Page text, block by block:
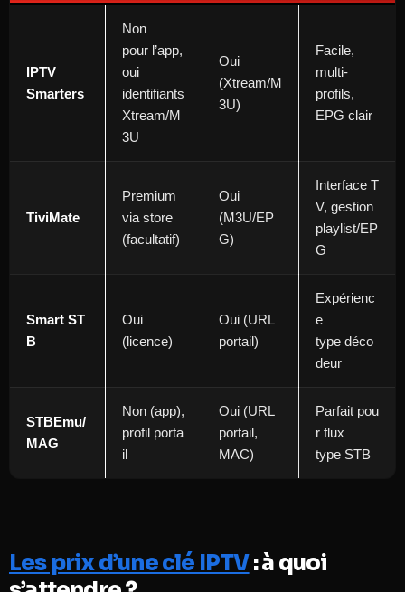
IPTV
Smarters
Non
pour l’app,
oui
identifiants
Xtream/M
3U
Oui
(Xtream/M
3U)
Facile,
multi-
profils,
EPG clair
TiviMate
Premium
via store
(facultatif)
Oui
(M3U/EP
G)
Interface T
V, gestion
playlist/EP
G
Smart ST
B
Oui
(licence)
Oui (URL
portail)
Expérienc
e
type déco
deur
STBEmu/
MAG
Non (app),
profil porta
il
Oui (URL
portail,
MAC)
Parfait pou
r flux
type STB
Les prix d’une clé IPTV: à quoi